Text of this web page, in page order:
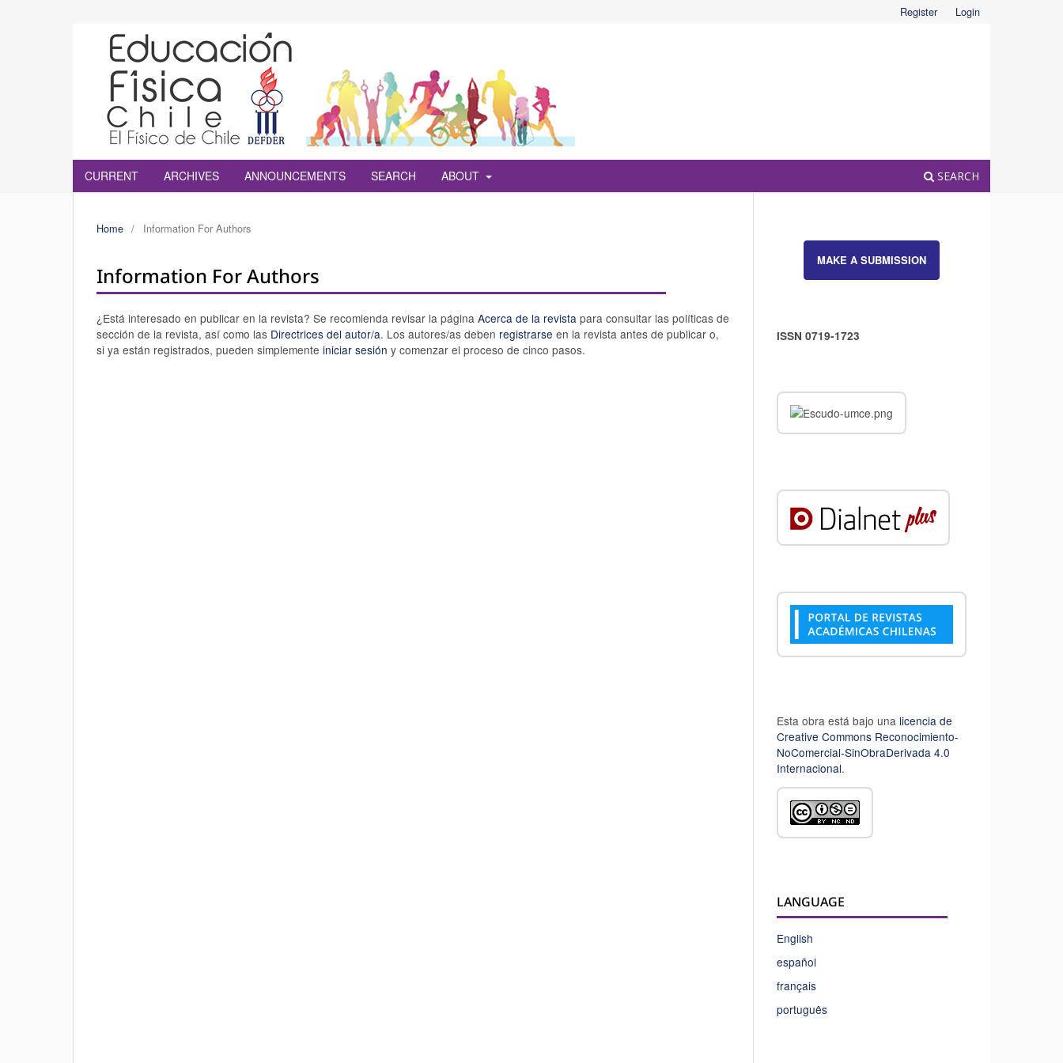
CURRENT ARCHIVES ANNOUNCEMENTS SEARCH ABOUT SEARCH
Register Login
Home / Information For Authors
Information For Authors
¿Está interesado en publicar en la revista? Se recomienda revisar la página Acerca de la revista para consultar las políticas de
sección de la revista, así como las Directrices del autor/a. Los autores/as deben registrarse en la revista antes de publicar o,
si ya están registrados, pueden simplemente iniciar sesión y comenzar el proceso de cinco pasos.
MAKE A SUBMISSION
ISSN 0719-1723
Esta obra está bajo una licencia de
Creative Commons Reconocimiento-
NoComercial-SinObraDerivada 4.0
Internacional.
LANGUAGE
English
español
français
português